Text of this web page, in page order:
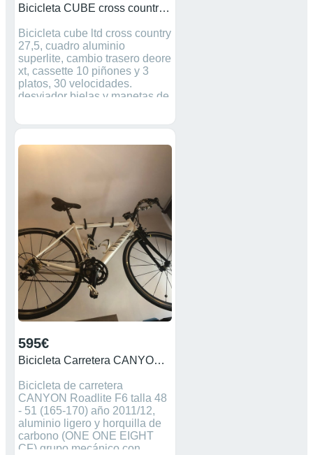
Bicicleta CUBE cross country 27,5
Bicicleta cube ltd cross country
27,5, cuadro aluminio
superlite, cambio trasero deore
xt, cassette 10 piñones y 3
platos, 30 velocidades.
desviador bielas y manetas de
trasero shimano deore
aluminio. bujes shimano
hidraulicos shimano. pedales
automáticosEntregó con todos
los extras de la foto. Mejor ver.
Solo gente seria.
595€
Bicicleta Carretera CANYON ROADLITE F6
Bicicleta de carretera
CANYON Roadlite F6 talla 48
- 51 (165-170) año 2011/12,
aluminio ligero y horquilla de
carbono (ONE ONE EIGHT
CF) grupo mecánico con